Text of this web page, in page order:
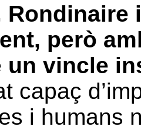
Rondinaire
però
un vincle
capaç
i humans